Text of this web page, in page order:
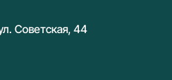
Советская, 44